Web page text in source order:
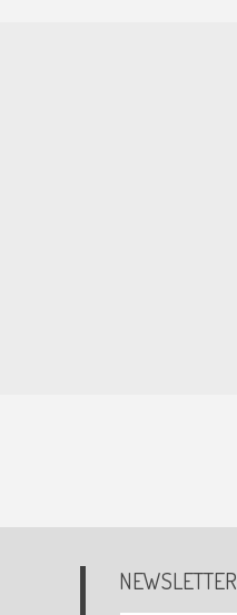
NEWSLETTER